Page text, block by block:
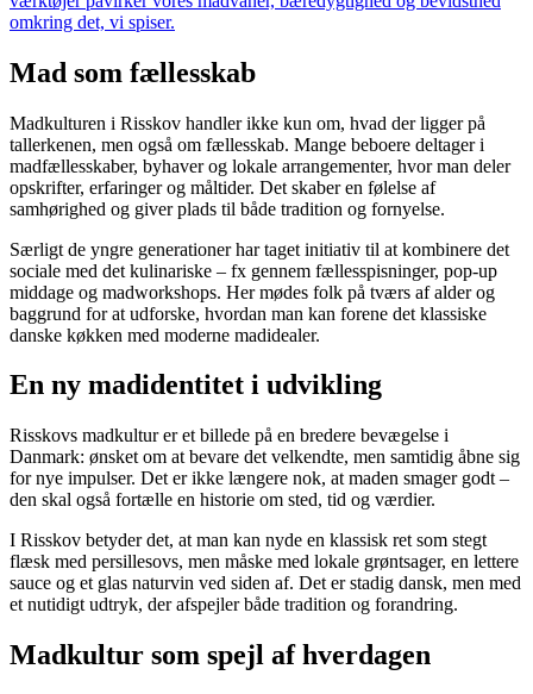
omkring det, vi spiser.
Mad som fællesskab
Madkulturen i Risskov handler ikke kun om, hvad der ligger på
tallerkenen, men også om fællesskab. Mange beboere deltager i
madfællesskaber, byhaver og lokale arrangementer, hvor man deler
opskrifter, erfaringer og måltider. Det skaber en følelse af
samhørighed og giver plads til både tradition og fornyelse.
Særligt de yngre generationer har taget initiativ til at kombinere det
sociale med det kulinariske – fx gennem fællesspisninger, pop-up
middage og madworkshops. Her mødes folk på tværs af alder og
baggrund for at udforske, hvordan man kan forene det klassiske
danske køkken med moderne madidealer.
En ny madidentitet i udvikling
Risskovs madkultur er et billede på en bredere bevægelse i
Danmark: ønsket om at bevare det velkendte, men samtidig åbne sig
for nye impulser. Det er ikke længere nok, at maden smager godt –
den skal også fortælle en historie om sted, tid og værdier.
I Risskov betyder det, at man kan nyde en klassisk ret som stegt
flæsk med persillesovs, men måske med lokale grøntsager, en lettere
sauce og et glas naturvin ved siden af. Det er stadig dansk, men med
et nutidigt udtryk, der afspejler både tradition og forandring.
Madkultur som spejl af hverdagen